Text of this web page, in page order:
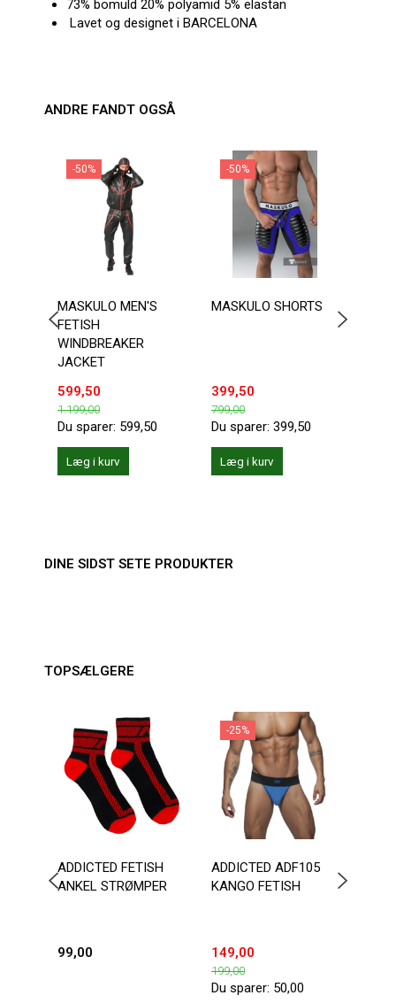
73% bomuld 20% polyamid 5% elastan
Lavet og designet i BARCELONA
ANDRE FANDT OGSÅ
-50%
MASKULO MEN'S
FETISH
WINDBREAKER
JACKET
599,50
1.199,00
Du sparer: 599,50
Læg i kurv
-50%
MASKULO SHORTS
399,50
799,00
Du sparer: 399,50
Læg i kurv
DINE SIDST SETE PRODUKTER
TOPSÆLGERE
ADDICTED FETISH
ANKEL STRØMPER
99,00
-25%
ADDICTED ADF105
KANGO FETISH
149,00
199,00
Du sparer: 50,00